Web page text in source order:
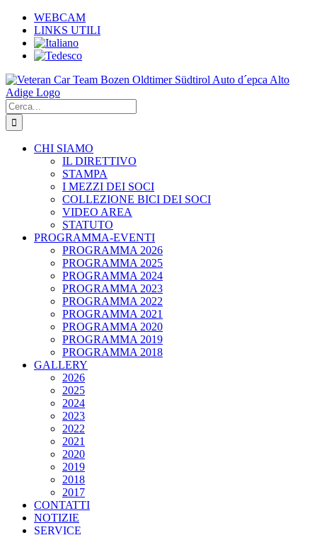
Salta
contenuto
WEBCAM
LINKS UTILI
Cerca
per:
CHI SIAMO
IL DIRETTIVO
STAMPA
I MEZZI DEI SOCI
COLLEZIONE BICI DEI SOCI
VIDEO AREA
STATUTO
PROGRAMMA-EVENTI
PROGRAMMA 2026
PROGRAMMA 2025
PROGRAMMA 2024
PROGRAMMA 2023
PROGRAMMA 2022
PROGRAMMA 2021
PROGRAMMA 2020
PROGRAMMA 2019
PROGRAMMA 2018
GALLERY
2026
2025
2024
2023
2022
2021
2020
2019
2018
2017
CONTATTI
NOTIZIE
SERVICE